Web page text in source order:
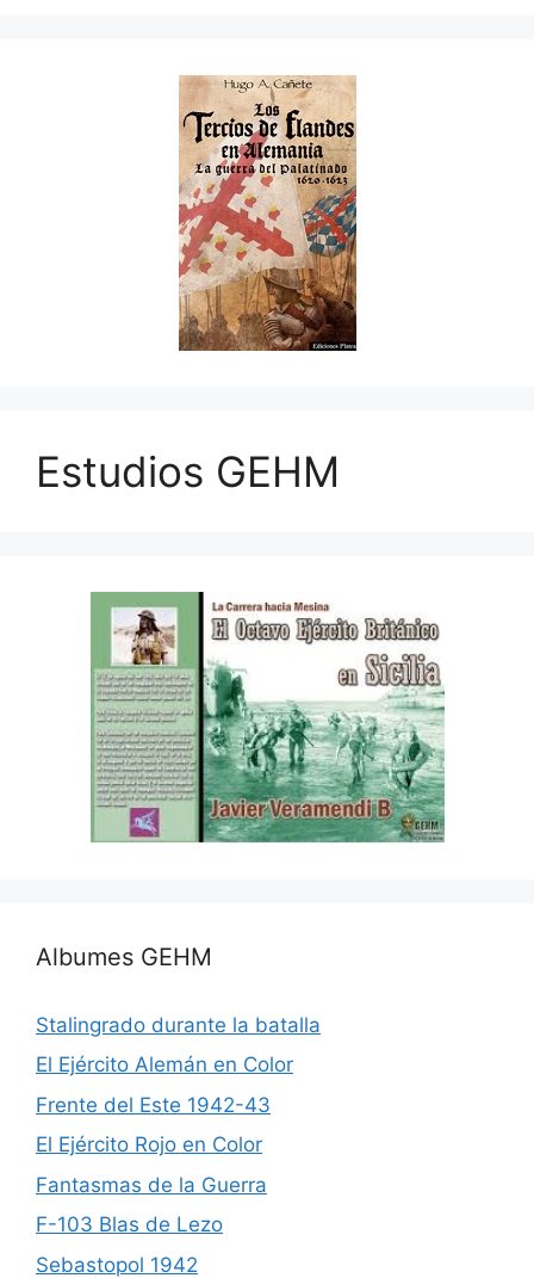
Estudios GEHM
Albumes GEHM
Stalingrado durante la batalla
El Ejército Alemán en Color
Frente del Este 1942-43
El Ejército Rojo en Color
Fantasmas de la Guerra
F-103 Blas de Lezo
Sebastopol 1942